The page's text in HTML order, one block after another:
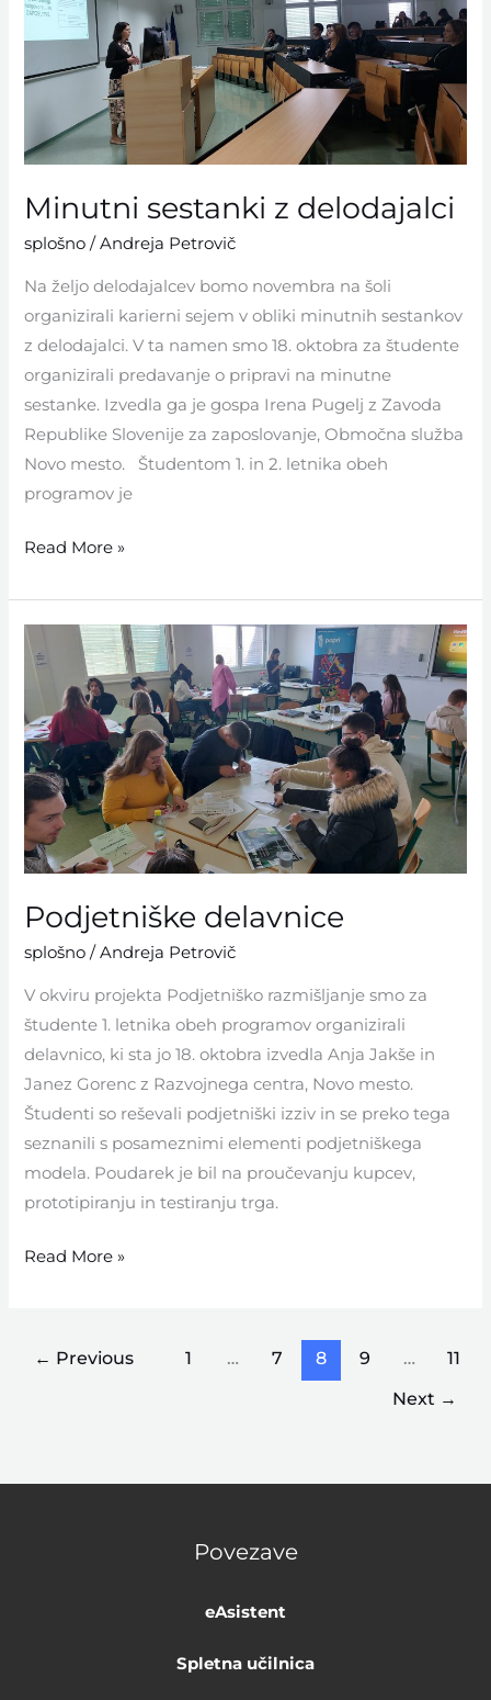
Minutni sestanki z delodajalci
splošno /Andreja Petrovič
Na željo delodajalcev bomo novembra na šoli
organizirali karierni sejem v obliki minutnih sestankov
z delodajalci. V ta namen smo 18. oktobra za študente
organizirali predavanje o pripravi na minutne
sestanke. Izvedla ga je gospa Irena Pugelj z Zavoda
Republike Slovenije za zaposlovanje, Območna služba
Novo mesto. Študentom 1. in 2. letnika obeh
programov je
delodajalci
Read More »
Podjetniške delavnice
splošno /Andreja Petrovič
V okviru projekta Podjetniško razmišljanje smo za
študente 1. letnika obeh programov organizirali
delavnico, ki sta jo 18. oktobra izvedla Anja Jakše in
Janez Gorenc z Razvojnega centra, Novo mesto.
Študenti so reševali podjetniški izziv in se preko tega
seznanili s posameznimi elementi podjetniškega
modela. Poudarek je bil na proučevanju kupcev,
prototipiranju in testiranju trga.
Podjetniške
delavnice
Read More »
← Previous 1 … 7 8 9 …
11
Next →
Povezave
eAsistent
Spletna učilnica